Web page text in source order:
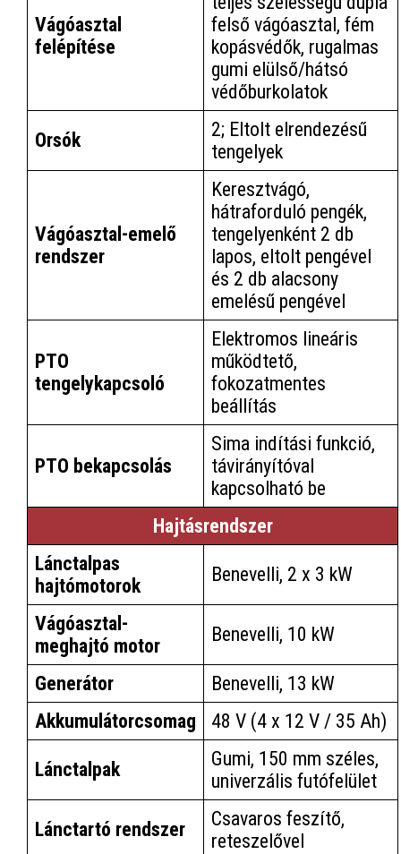
Vágóasztal
felépítése
felső vágóasztal, fém
kopásvédők, rugalmas
gumi elülső/hátsó
védőburkolatok
Orsók
2; Eltolt elrendezésű
tengelyek
Vágóasztal-emelő
rendszer
Keresztvágó,
hátraforduló pengék,
tengelyenként 2 db
lapos, eltolt pengével
és 2 db alacsony
emelésű pengével
PTO
tengelykapcsoló
Elektromos lineáris
működtető,
fokozatmentes
beállítás
PTO bekapcsolás
Sima indítási funkció,
távirányítóval
kapcsolható be
Hajtásrendszer
Lánctalpas
hajtómotorok
Benevelli, 2 x 3 kW
Vágóasztal-
meghajtó motor
Benevelli, 10 kW
Generátor
Benevelli, 13 kW
Akkumulátorcsomag
48 V (4 x 12 V / 35 Ah)
Lánctalpak
Gumi, 150 mm széles,
univerzális futófelület
Lánctartó rendszer
Csavaros feszítő,
reteszelővel